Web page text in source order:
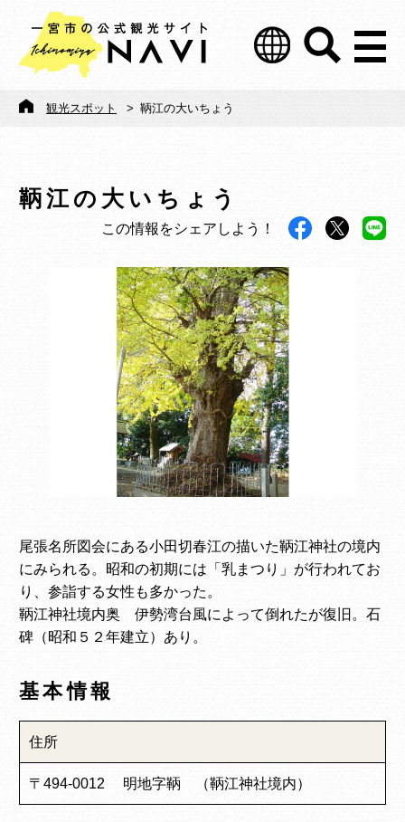
観光スポット > 鞆江の大いちょう
鞆江の大いちょう
この情報をシェアしよう！
尾張名所図会にある小田切春江の描いた鞆江神社の境内
にみられる。昭和の初期には「乳まつり」が行われてお
り、参詣する女性も多かった。
鞆江神社境内奥 伊勢湾台風によって倒れたが復旧。石
碑（昭和５２年建立）あり。
基本情報
住所
〒494-0012 明地字鞆 （鞆江神社境内）